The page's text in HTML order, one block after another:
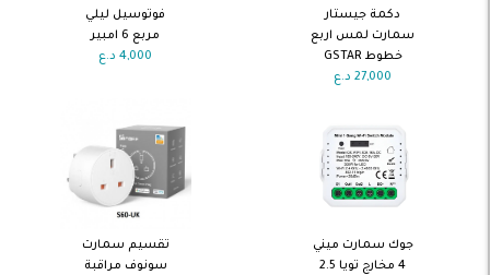
اضف الى
السلة
دكمة جيستار
سمارت لمس اربع
خطوط GSTAR
27,000 د.ع
اضف الى
السلة
فوتوسيل ليلي
مربع 6 امبير
4,000 د.ع
اضف الى
السلة
جوك سمارت ميني
4 مخارج تويا 2.5
اضف الى
السلة
تقسيم سمارت
سونوف مراقبة